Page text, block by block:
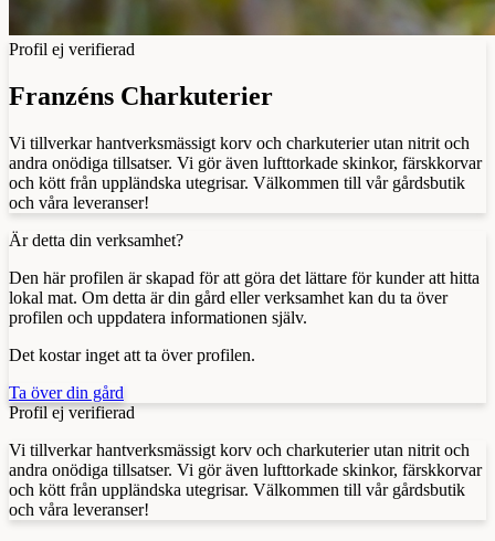
Profil ej verifierad
Franzéns Charkuterier
Vi tillverkar hantverksmässigt korv och charkuterier utan nitrit och
andra onödiga tillsatser. Vi gör även lufttorkade skinkor, färskkorvar
och kött från uppländska utegrisar. Välkommen till vår gårdsbutik
och våra leveranser!
Är detta din verksamhet?
Den här profilen är skapad för att göra det lättare för kunder att hitta
lokal mat. Om detta är din gård eller verksamhet kan du ta över
profilen och uppdatera informationen själv.
Det kostar inget att ta över profilen.
Ta över din gård
Profil ej verifierad
Vi tillverkar hantverksmässigt korv och charkuterier utan nitrit och
andra onödiga tillsatser. Vi gör även lufttorkade skinkor, färskkorvar
och kött från uppländska utegrisar. Välkommen till vår gårdsbutik
och våra leveranser!